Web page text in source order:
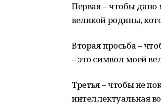
Первая – чтобы дано
великой родины,
Вторая просьба –
– это символ моей
Третья – чтобы не
интеллектуальная